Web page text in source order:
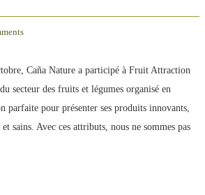
Caña Nature a participé à Fruit Attraction
secteur des fruits et légumes organisé en
parfaite pour présenter ses produits innovants,
sains. Avec ces attributs, nous ne sommes pas